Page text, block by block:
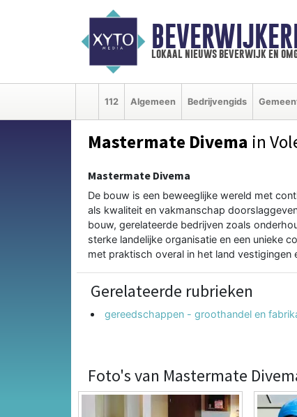
lokaal nieuws beverwijk en
112 Algemeen Bedrijvengids
Mastermate Divema in
Mastermate Divema
De bouw is een beweeglijke wereld met
als kwaliteit en vakmanschap
bouw, gerelateerde bedrijven zoals
sterke landelijke organisatie en een unieke
met praktisch overal in het land vestigingen
Gerelateerde rubrieken
gereedschappen - groothandel en
Foto's van Mastermate